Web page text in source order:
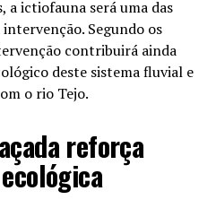
a ictiofauna será uma das
Segundo os
contribuirá ainda
deste sistema fluvial e
o rio Tejo.
reforça